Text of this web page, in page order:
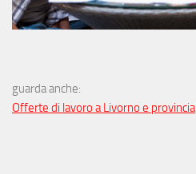
guarda anche:
Offerte di lavoro a Livorno e provincia